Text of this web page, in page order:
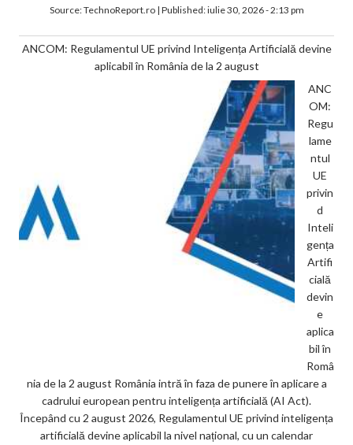
Source:TechnoReport.ro| Published:iulie 30, 2026 - 2:13 pm
ANCOM: Regulamentul UE privind Inteligența Artificială devine
aplicabil în România de la 2 august
ANC
OM:
Regu
lame
ntul
UE
privin
d
Inteli
gența
Artifi
cială
devin
e
aplica
bil în
Româ
nia de la 2 august România intră în faza de punere în aplicare a
cadrului european pentru inteligența artificială (AI Act).
Începând cu 2 august 2026, Regulamentul UE privind inteligența
artificială devine aplicabil la nivel național, cu un calendar